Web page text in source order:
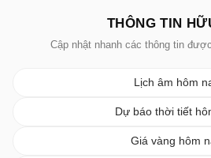
THÔNG TIN
Cập nhật nhanh các thông tin
Lịch âm hôm
Dự báo thời tiết
Giá vàng hôm